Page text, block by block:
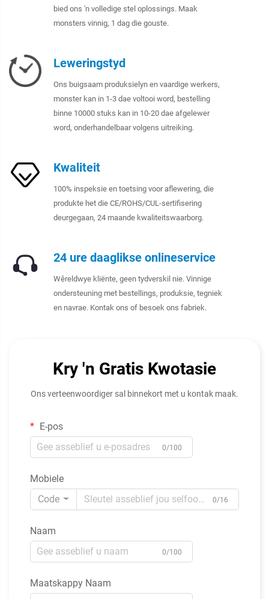
bied ons 'n volledige stel oplossings. Maak
monsters vinnig, 1 dag die gouste.
Leweringstyd
Ons buigsaam produksielyn en vaardige werkers,
monster kan in 1-3 dae voltooi word, bestelling
binne 10000 stuks kan in 10-20 dae afgelewer
word, onderhandelbaar volgens uitreiking.
Kwaliteit
100% inspeksie en toetsing voor aflewering, die
produkte het die CE/ROHS/CUL-sertifisering
deurgegaan, 24 maande kwaliteitswaarborg.
24 ure daaglikse onlineservice
Wêreldwye kliënte, geen tydverskil nie. Vinnige
ondersteuning met bestellings, produksie, tegniek
en navrae. Kontak ons of besoek ons fabriek.
Kry 'n Gratis Kwotasie
Ons verteenwoordiger sal binnekort met u kontak maak.
E-pos
0/100
Mobiele
Code
0/16
Naam
0/100
Maatskappy Naam